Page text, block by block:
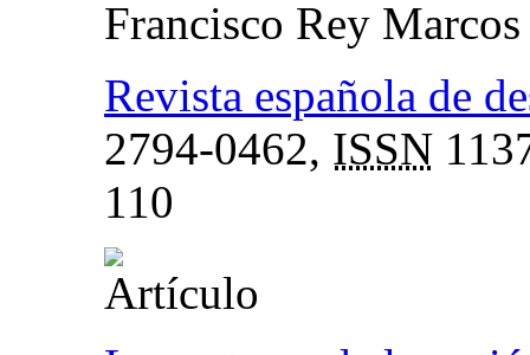
Francisco Rey Marcos
Revista española de
2794-0462, ISSN
110